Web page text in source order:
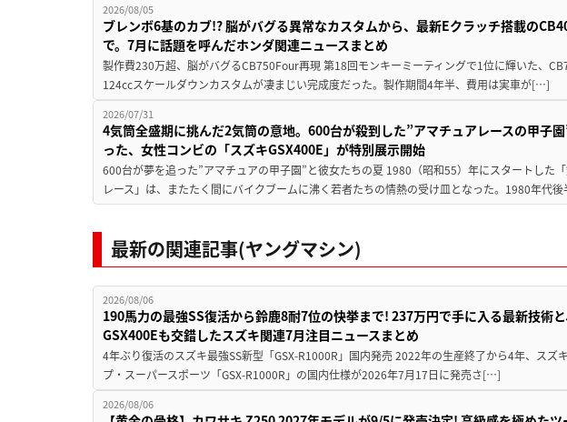
2026/08/05
ブレンボ6基のカブ!? 脳がバグる異常なカスタムから、最新Eクラッチ搭載の
で。7月に話題を呼んだホンダ関連ニュースまとめ
製作費230万超、脳がバグるCB750Four再現 第18回モンキーミーティングで1位に輝いた、
124ccスケールダウンカスタムが凄まじい完成度だった。製作期間4年半、費用は実車が[…]
2026/07/31
4気筒全盛期に挑んだ2気筒の意地。600台が殺到した”アマチュアレースの甲子
った、女性コンビの「スズキGSX400E」が特別展示開始
600台が夢を追った”アマチュアの甲子園”と彼女たちの夏 1980（昭和55）年にスタートした
レース」は、またたく間にバイクブームに沸く若者たちの情熱の受け皿となった。1980年代
最新の関連記事(ヤングマシン)
2026/08/06
190馬力の最強SS復活から鈴鹿8耐7位の快挙まで! 237万円で手に入る最新技術
GSX400Eも交錯したスズキ関連7月注目ニュースまとめ
4年ぶり復活のスズキ最強SS新型「GSX-R1000R」国内発売 2022年の生産終了から4年、スズ
プ・スーパースポーツ「GSX-R1000R」の国内仕様が2026年7月17日に発売さ[…]
2026/08/06